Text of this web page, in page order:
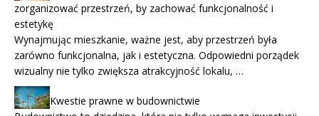
zorganizować przestrzeń, by zachować funkcjonalność i
estetykę
Wynajmując mieszkanie, ważne jest, aby przestrzeń była
zarówno funkcjonalna, jak i estetyczna. Odpowiedni porządek
wizualny nie tylko zwiększa atrakcyjność lokalu, …
Kwestie prawne w budownictwie